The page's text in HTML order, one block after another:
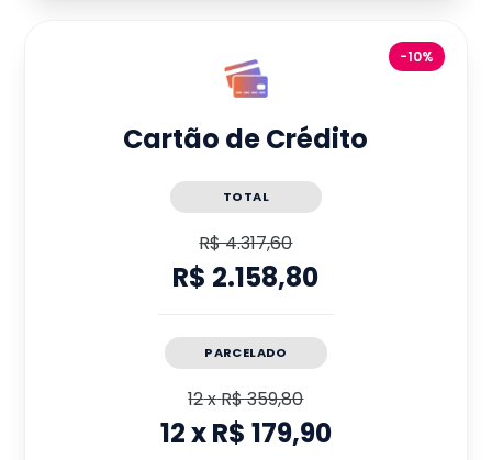
-10%
Cartão de Crédito
TOTAL
R$ 4.317,60
R$ 2.158,80
PARCELADO
12xR$ 359,80
12xR$ 179,90